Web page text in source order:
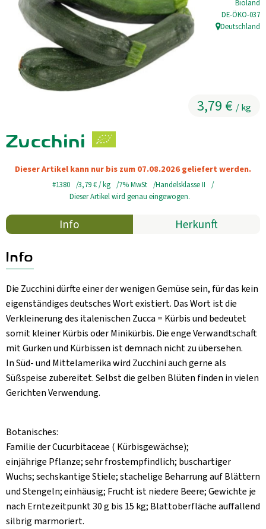
Kühltheke
GrüneWelt Bäckerei
Vorratskammer
Getränke
Haus, Garten, Tier & Co
So geht’s
Genossenschaft & Beitritt
Aktuelles
B2B
Zucchini
3,79 € / kg
Bioland
,DE-ÖKO-037
, Herkunft:
Deutschland
Dieser Artikel kann nur bis zum 07.08.2026 geliefert werden.
#1380 3,79 €/ kg 7% MwSt
Handelsklasse II
Dieser Artikel wird genau eingewogen.
Info Herkunft
Info
Die Zucchini dürfte einer der wenigen Gemüse sein, für das kein
eigenständiges deutsches Wort existiert. Das Wort ist die
Verkleinerung des italenischen Zucca = Kürbis und bedeutet
somit kleiner Kürbis oder Minikürbis. Die enge Verwandtschaft
mit Gurken und Kürbissen ist demnach nicht zu übersehen.
In Süd- und Mittelamerika wird Zucchini auch gerne als
Süßspeise zubereitet. Selbst die gelben Blüten finden in vielen
Gerichten Verwendung.
Botanisches:
Familie der Cucurbitaceae ( Kürbisgewächse);
einjährige Pflanze; sehr frostempfindlich; buschartiger
Wuchs; sechskantige Stiele; stachelige Beharrung auf Blättern
und Stengeln; einhäusig; Frucht ist niedere Beere; Gewichte je
nach Erntezeitpunkt 30 g bis 15 kg; Blattoberfläche auffallend
silbrig marmoriert.